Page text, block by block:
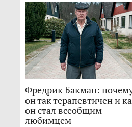
Фредрик Бакман:
он так терапевтичен и
он стал всеобщим
любимцем